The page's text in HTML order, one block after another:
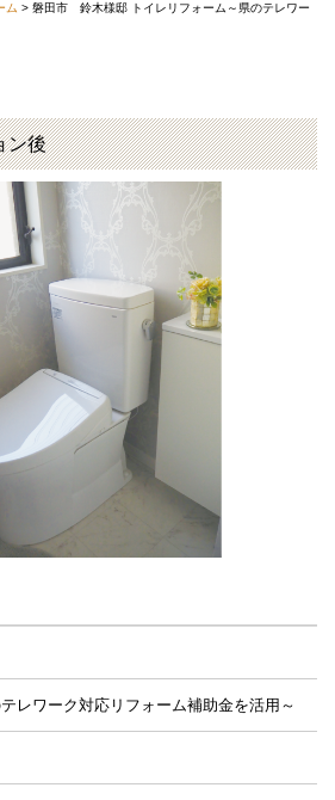
ム > 磐田市 鈴木様邸 トイレリフォーム～県のテレワー
ン後
レワーク対応リフォーム補助金を活用～